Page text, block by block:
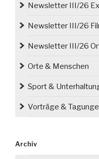
Newsletter III/26
Newsletter III/26
Newsletter III/26
Orte & Menschen
Sport &
Vorträge &
Archiv